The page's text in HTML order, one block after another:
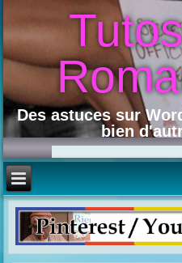
Des astuces sur
bien